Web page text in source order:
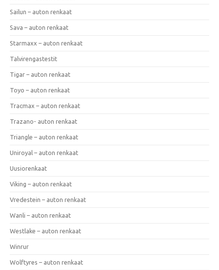
Sailun – auton renkaat
Sava – auton renkaat
Starmaxx – auton renkaat
Talvirengastestit
Tigar – auton renkaat
Toyo – auton renkaat
Tracmax – auton renkaat
Trazano- auton renkaat
Triangle – auton renkaat
Uniroyal – auton renkaat
Uusiorenkaat
Viking – auton renkaat
Vredestein – auton renkaat
Wanli – auton renkaat
Westlake – auton renkaat
Winrur
Wolftyres – auton renkaat